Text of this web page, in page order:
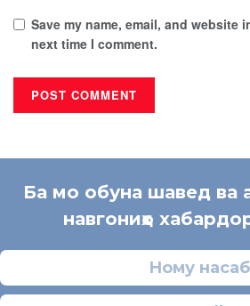
Save my name, email, and website
next time I comment.
Ба мо обуна шавед ва
навгониҳо